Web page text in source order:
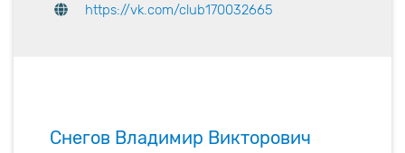
https://vk.com/club170032665
Снегов Владимир Викторович